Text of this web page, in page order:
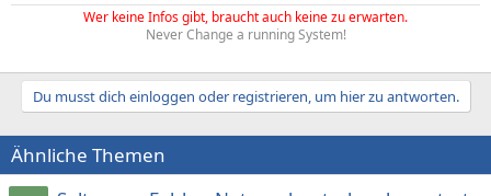
Wer keine Infos gibt, braucht auch keine zu erwarten.
Never Change a running System!
Du musst dich einloggen oder registrieren, um hier zu antworten.
Ähnliche Themen